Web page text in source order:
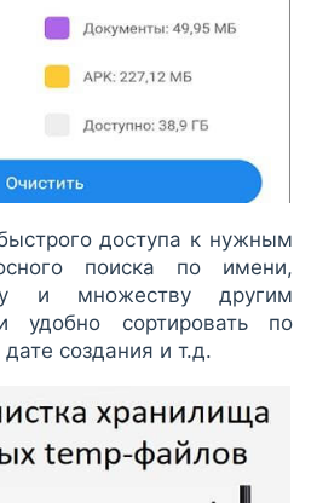
доступа к нужным
поиска по имени,
и множеству другим
удобно сортировать по
создания и т.д.